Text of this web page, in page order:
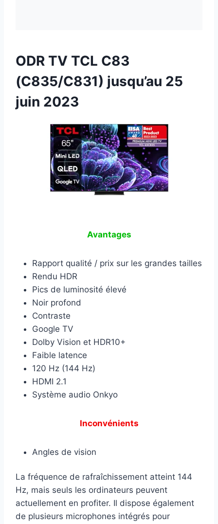
ODR TV TCL C83
(C835/C831) jusqu’au 25
juin 2023
Avantages
Rapport qualité / prix sur les grandes tailles
Rendu HDR
Pics de luminosité élevé
Noir profond
Contraste
Google TV
Dolby Vision et HDR10+
Faible latence
120 Hz (144 Hz)
HDMI 2.1
Système audio Onkyo
Inconvénients
Angles de vision
La fréquence de rafraîchissement atteint 144
Hz, mais seuls les ordinateurs peuvent
actuellement en profiter. Il dispose également
de plusieurs microphones intégrés pour